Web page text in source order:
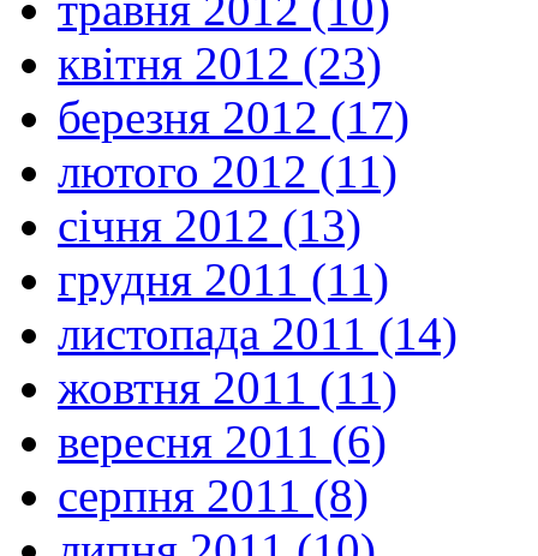
квітня 2012 (23)
березня 2012 (17)
лютого 2012 (11)
січня 2012 (13)
грудня 2011 (11)
листопада 2011 (14)
жовтня 2011 (11)
вересня 2011 (6)
серпня 2011 (8)